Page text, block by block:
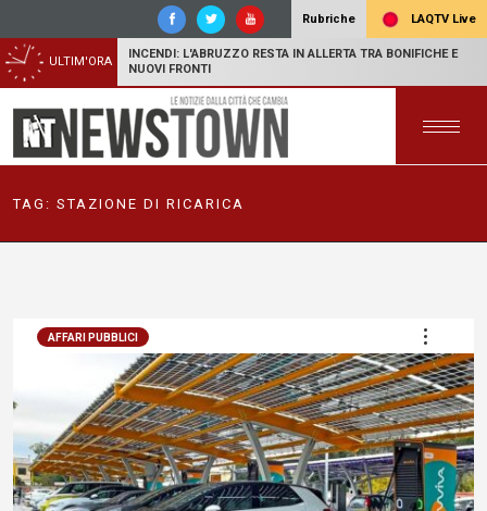
Rubriche LAQTV Live
ULTIM'ORA
INCENDI: L'ABRUZZO RESTA IN ALLERTA TRA BONIFICHE E
NUOVI FRONTI
TAG: STAZIONE DI RICARICA
AFFARI PUBBLICI